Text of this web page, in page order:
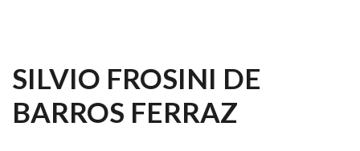
SILVIO FROSINI DE
BARROS FERRAZ